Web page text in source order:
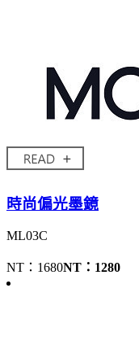
時尚偏光墨鏡
ML03C
NT：1680NT：1280